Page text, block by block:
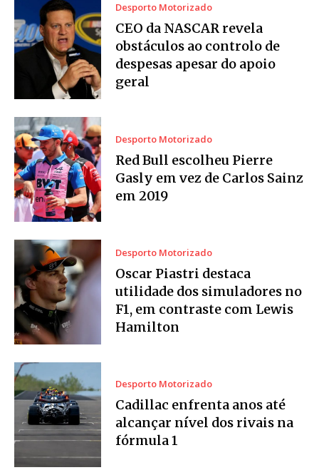
Desporto Motorizado
CEO da NASCAR revela
obstáculos ao controlo de
despesas apesar do apoio
geral
Desporto Motorizado
Red Bull escolheu Pierre
Gasly em vez de Carlos Sainz
em 2019
Desporto Motorizado
Oscar Piastri destaca
utilidade dos simuladores no
F1, em contraste com Lewis
Hamilton
Desporto Motorizado
Cadillac enfrenta anos até
alcançar nível dos rivais na
fórmula 1